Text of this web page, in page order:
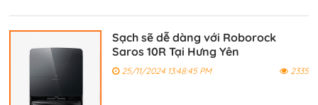
Sạch sẽ dễ dàng với Roborock
Saros 10R Tại Hưng Yên
25/11/2024 13:48:45 PM 2335